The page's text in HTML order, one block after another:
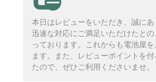
本日はレビューをいただき、誠にあ
迅速な対応にご満足いただけたと
っております。これからも電池屋
ます。また、レビューポイントを
たので、ぜひご利用くださいませ。